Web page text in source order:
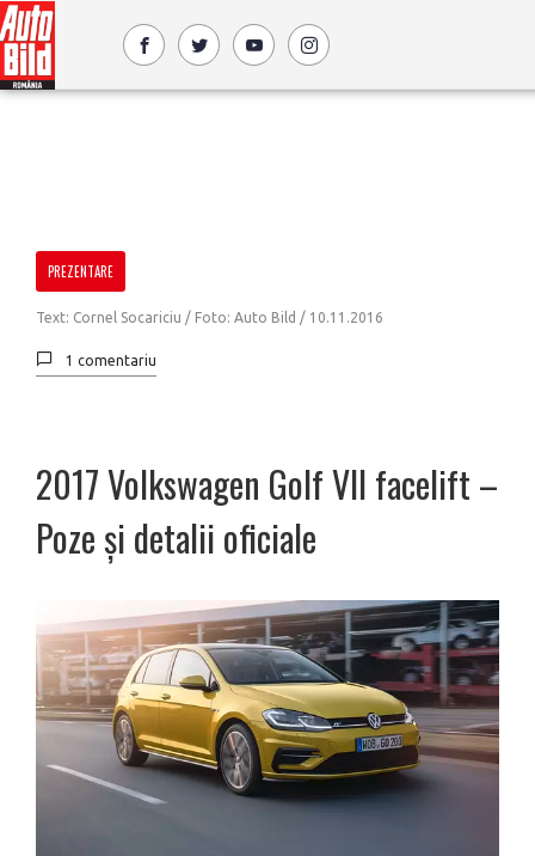
PREZENTARE
Text: Cornel Socariciu / Foto: Auto Bild / 10.11.2016
1 comentariu
2017 Volkswagen Golf VII facelift –
Poze și detalii oficiale